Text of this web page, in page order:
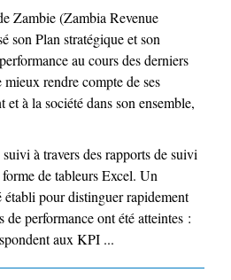
Zambie (Zambia Revenue
Plan stratégique et son
au cours des derniers
rendre compte de ses
à la société dans son ensemble,
à travers des rapports de suivi
de tableurs Excel. Un
établi pour distinguer rapidement
de performance ont été atteintes :
aux KPI ...